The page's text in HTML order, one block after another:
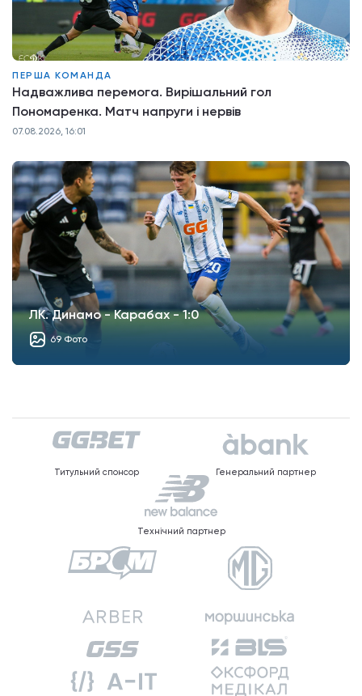
ПЕРША КОМАНДА
Надважлива перемога. Вирішальний гол
Пономаренка. Матч напруги і нервів
07.08.2026, 16:01
ЛК. Динамо - Карабах - 1:0
69 Фото
Титульний спонсор Генеральний партнер
Технічний партнер